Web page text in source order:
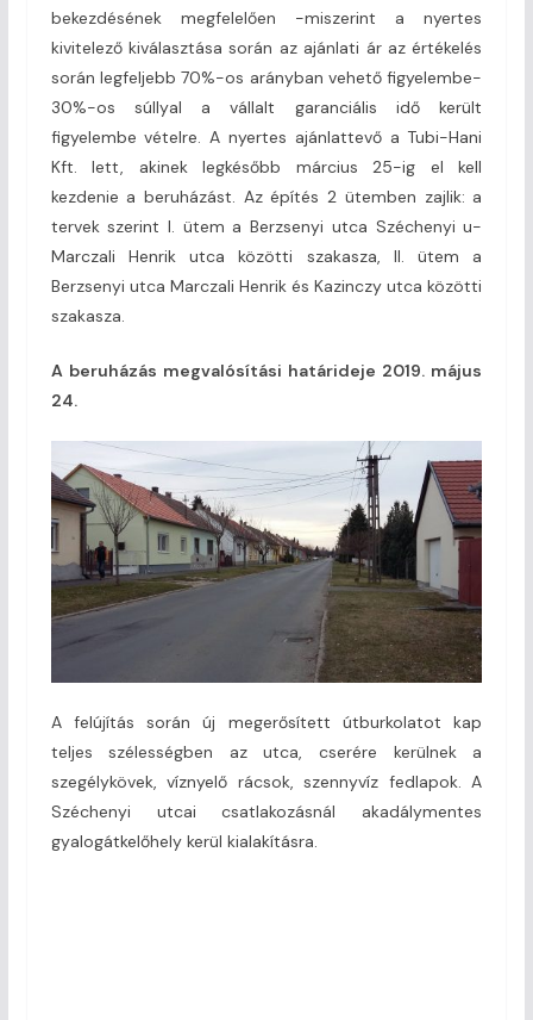
bekezdésének megfelelően -miszerint a nyertes
kivitelező kiválasztása során az ajánlati ár az értékelés
során legfeljebb 70%-os arányban vehető figyelembe-
30%-os súllyal a vállalt garanciális idő került
figyelembe vételre. A nyertes ajánlattevő a Tubi-Hani
Kft. lett, akinek legkésőbb március 25-ig el kell
kezdenie a beruházást. Az építés 2 ütemben zajlik: a
tervek szerint I. ütem a Berzsenyi utca Széchenyi u-
Marczali Henrik utca közötti szakasza, II. ütem a
Berzsenyi utca Marczali Henrik és Kazinczy utca közötti
szakasza.
A beruházás megvalósítási határideje 2019. május
24.
A felújítás során új megerősített útburkolatot kap
teljes szélességben az utca, cserére kerülnek a
szegélykövek, víznyelő rácsok, szennyvíz fedlapok. A
Széchenyi utcai csatlakozásnál akadálymentes
gyalogátkelőhely kerül kialakításra.